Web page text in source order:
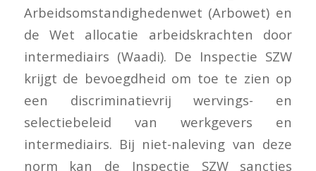
Arbeidsomstandighedenwet (Arbowet) en
de Wet allocatie arbeidskrachten door
intermediairs (Waadi). De Inspectie SZW
krijgt de bevoegdheid om toe te zien op
een discriminatievrij wervings- en
selectiebeleid van werkgevers en
intermediairs. Bij niet-naleving van deze
norm kan de Inspectie SZW sancties